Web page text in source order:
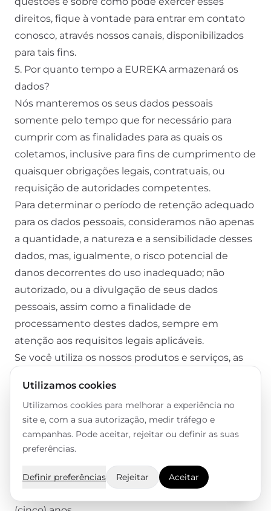
direitos, fique à vontade para entrar em contato
conosco, através nossos canais, disponibilizados
para tais fins.
5. Por quanto tempo a EUREKA armazenará os
dados?
Nós manteremos os seus dados pessoais
somente pelo tempo que for necessário para
cumprir com as finalidades para as quais os
coletamos, inclusive para fins de cumprimento de
quaisquer obrigações legais, contratuais, ou
requisição de autoridades competentes.
Para determinar o período de retenção adequado
para os dados pessoais, consideramos não apenas
a quantidade, a natureza e a sensibilidade desses
dados, mas, igualmente, o risco potencial de
danos decorrentes do uso inadequado; não
autorizado, ou a divulgação de seus dados
pessoais, assim como a finalidade de
processamento destes dados, sempre em
atenção aos requisitos legais aplicáveis.
Se você utiliza os nossos produtos e serviços, as
enquanto você mantiver essa conta ativa. Caso
você solicite o cancelamento, as suas informações
serão excluídas em até 60 dias do cancelamento
da conta.
informações referentes às suas interações
Utilizamos cookies
Utilizamos cookies para melhorar a experiência no
site e, com a sua autorização, medir tráfego e
campanhas. Pode aceitar, rejeitar ou definir as suas
preferências.
Definir preferências Rejeitar Aceitar